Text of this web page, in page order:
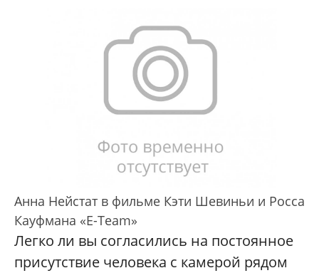
Анна Нейстат в фильме Кэти Шевиньи и Росса
Кауфмана «E-Team»
Легко ли вы согласились на постоянное
присутствие человека с камерой рядом